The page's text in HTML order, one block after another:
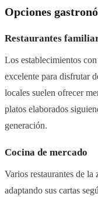
Opciones
Restaurantes
Los establecimientos
excelente para disfrutar
locales suelen ofrecer
platos elaborados
generación.
Cocina de mercado
Varios restaurantes de la
adaptando sus cartas